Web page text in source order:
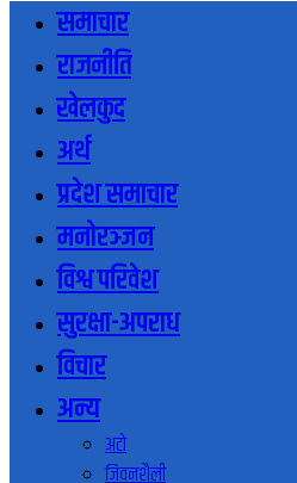
समाचार
राजनीति
खेलकुद
अर्थ
प्रदेश समाचार
मनोरञ्जन
विश्व परिवेश
सुरक्षा-अपराध
विचार
अन्य
अटो
जिवनशैली